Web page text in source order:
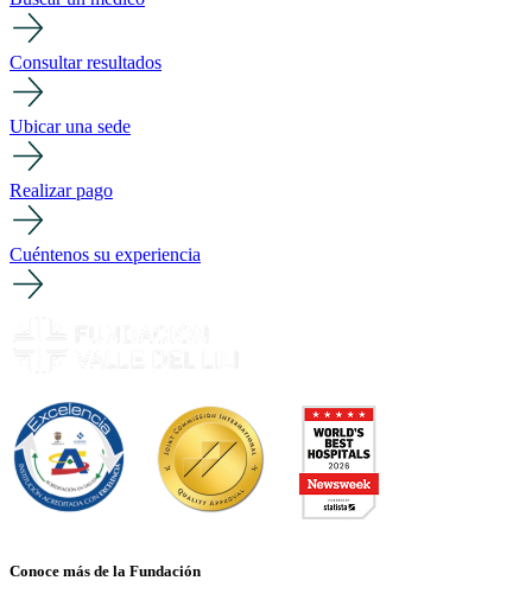
Consultar resultados
Ubicar una sede
Realizar pago
Cuéntenos su experiencia
Conoce más de la Fundación